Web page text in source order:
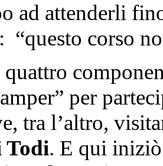
ad attenderli
“questo corso
per
tra l’altro,
Todi. E qui iniziò